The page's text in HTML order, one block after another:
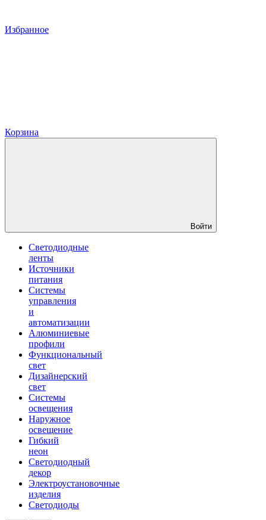
Избранное
Корзина
Войти
Светодиодные
ленты
Источники
питания
Системы
управления
и
автоматизации
Алюминиевые
профили
Функциональный
свет
Дизайнерский
свет
Системы
освещения
Наружное
освещение
Гибкий
неон
Светодиодный
декор
Электроустановочные
изделия
Светодиоды